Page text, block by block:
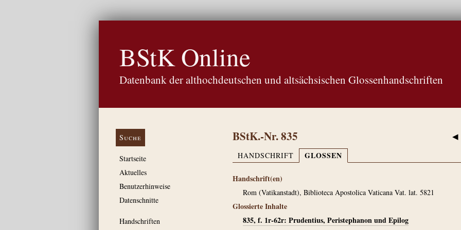
BStK Online
Datenbank der althochdeutschen und altsächsischen Glossenhandschriften
Suche
Startseite
Aktuelles
Benutzerhinweise
Datenschnitte
Handschriften
◀
BStK.-Nr. 835
HANDSCHRIFT GLOSSEN
Handschrift(en)
Rom (Vatikanstadt), Biblioteca Apostolica Vaticana Vat. lat. 5821
Glossierte Inhalte
835, f. 1r-62r: Prudentius, Peristephanon und Epilog